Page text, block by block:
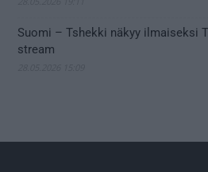
Suomi – Tshekki näkyy ilmaiseksi
stream